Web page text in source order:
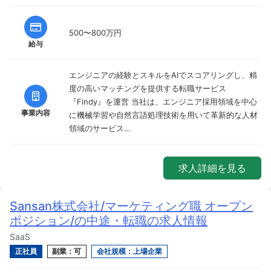
給与
500〜800万円
事業内容
エンジニアの経験とスキルをAIでスコアリングし、精
度の高いマッチングを提供する転職サービス
『Findy』を運営 当社は、エンジニア採用領域を中心
に機械学習や自然言語処理技術を用いて革新的な人材
領域のサービス…
求人詳細を見る
Sansan株式会社/マーケティング職 オープン
ポジション/の中途・転職の求人情報
SaaS
正社員 副業：可 会社規模：上場企業